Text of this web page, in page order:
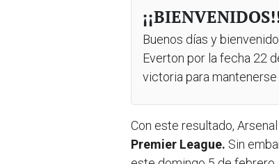
Buenos días y
Everton por la fecha 22
victoria para
Con este resultado,
Premier League. Sin